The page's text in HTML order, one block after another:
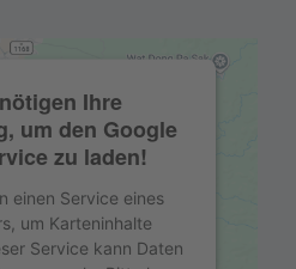
Ihre
um den Google
zu laden!
einen Service eines
um Karteninhalte
Service kann Daten